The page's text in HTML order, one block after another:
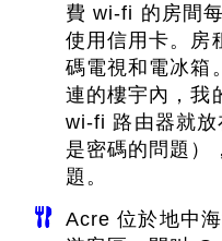
費 wi-fi 的房間
使用信用卡。房
碼電視和電冰箱
連的樓宇內，我
wi-fi 路由器就放
是密碼的問題）
題。
Acre 位於地中